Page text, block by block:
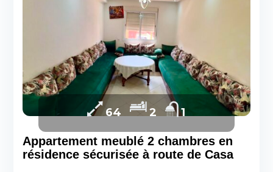
Appartement meublé 2 chambres en
résidence sécurisée à route de Casa
64 2 1